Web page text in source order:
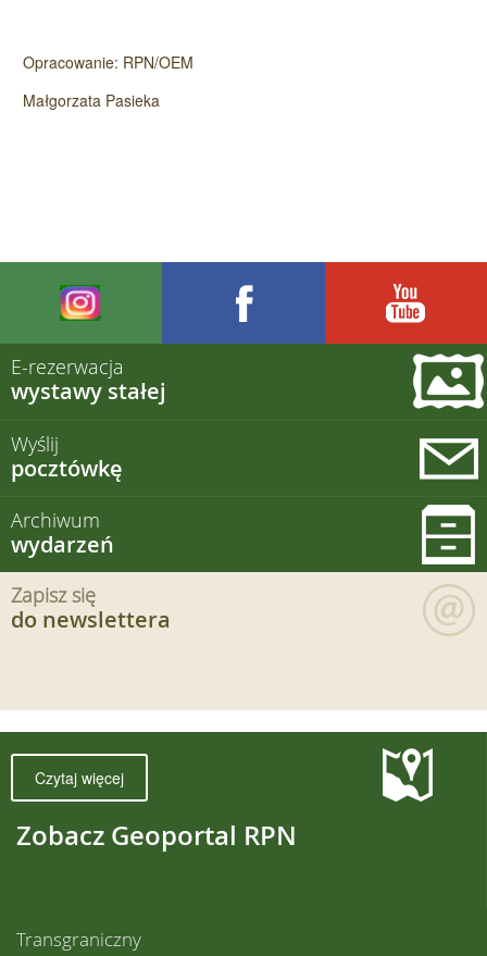
Opracowanie: RPN/OEM
Małgorzata Pasieka
E-rezerwacja
wystawy stałej
Wyślij
pocztówkę
Archiwum
wydarzeń
Zapisz się
do newslettera
Zobacz Geoportal RPN
Czytaj więcej
Transgraniczny